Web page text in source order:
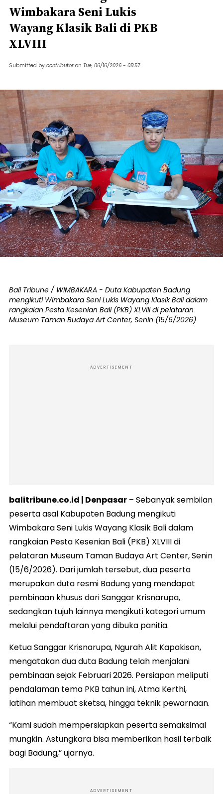
Wimbakara Seni Lukis
Wayang Klasik Bali di PKB
XLVIII
Submitted by contributor on Tue, 06/16/2026 - 05:57
Bali Tribune / WIMBAKARA - Duta Kabupaten Badung
mengikuti Wimbakara Seni Lukis Wayang Klasik Bali dalam
rangkaian Pesta Kesenian Bali (PKB) XLVIII di pelataran
Museum Taman Budaya Art Center, Senin (15/6/2026)
ADVERTISEMENT
balitribune.co.id | Denpasar – Sebanyak sembilan
peserta asal Kabupaten Badung mengikuti
Wimbakara Seni Lukis Wayang Klasik Bali dalam
rangkaian Pesta Kesenian Bali (PKB) XLVIII di
pelataran Museum Taman Budaya Art Center, Senin
(15/6/2026). Dari jumlah tersebut, dua peserta
merupakan duta resmi Badung yang mendapat
pembinaan khusus dari Sanggar Krisnarupa,
sedangkan tujuh lainnya mengikuti kategori umum
melalui pendaftaran yang dibuka panitia.
Ketua Sanggar Krisnarupa, Ngurah Alit Kapakisan,
mengatakan dua duta Badung telah menjalani
pembinaan sejak Februari 2026. Persiapan meliputi
pendalaman tema PKB tahun ini, Atma Kerthi,
latihan membuat sketsa, hingga teknik pewarnaan.
“Kami sudah mempersiapkan peserta semaksimal
mungkin. Astungkara bisa memberikan hasil terbaik
bagi Badung,” ujarnya.
ADVERTISEMENT